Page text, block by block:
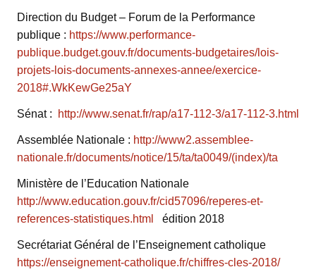
Direction du Budget – Forum de la Performance
publique : https://www.performance-
publique.budget.gouv.fr/documents-budgetaires/lois-
projets-lois-documents-annexes-annee/exercice-
2018#.WkKewGe25aY
Sénat : http://www.senat.fr/rap/a17-112-3/a17-112-3.html
Assemblée Nationale : http://www2.assemblee-
nationale.fr/documents/notice/15/ta/ta0049/(index)/ta
Ministère de l’Education Nationale
http://www.education.gouv.fr/cid57096/reperes-et-
references-statistiques.html
édition 2018
Secrétariat Général de l’Enseignement catholique
https://enseignement-catholique.fr/chiffres-cles-2018/